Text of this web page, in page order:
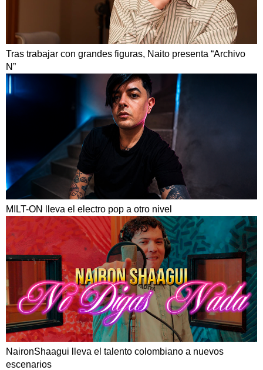
Tras trabajar con grandes figuras, Naito presenta “Archivo
N”
MILT-ON lleva el electro pop a otro nivel
NaironShaagui lleva el talento colombiano a nuevos
escenarios